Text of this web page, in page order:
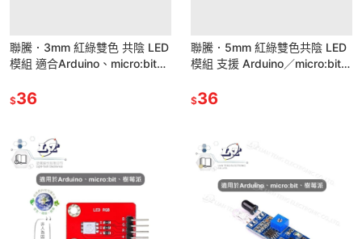
聯騰．3mm 紅綠雙色 共陰 LED
模組 適合Arduino、micro:bit、
$36
聯騰．5mm 紅綠雙色共陰 LED
模組 支援 Arduino／micro:bit／
$36